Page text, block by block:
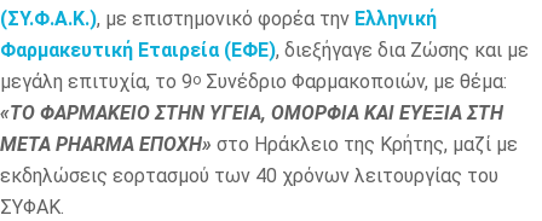
(ΣΥ.Φ.Α.Κ.), με επιστημονικό φορέα την Ελληνική
Φαρμακευτική Εταιρεία (ΕΦΕ), διεξήγαγε δια Ζώσης και με
μεγάλη επιτυχία, το 9ο Συνέδριο Φαρμακοποιών, με θέμα:
«ΤΟ ΦΑΡΜΑΚΕΙΟ ΣΤΗΝ ΥΓΕΙΑ, ΟΜΟΡΦΙΑ ΚΑΙ ΕΥΕΞΙΑ ΣΤΗ
ΜΕΤΑ PHARMA ΕΠΟΧΗ» στο Ηράκλειο της Κρήτης, μαζί με
εκδηλώσεις εορτασμού των 40 χρόνων λειτουργίας του
ΣΥΦΑΚ.